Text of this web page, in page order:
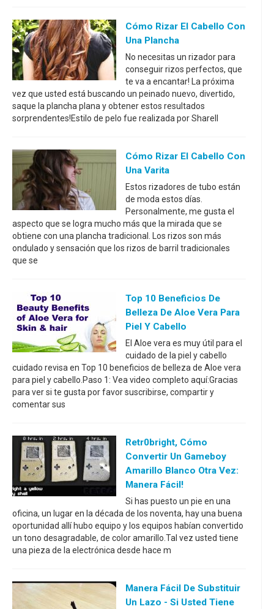
Cómo Rizar El Cabello Con
Una Plancha
No necesitas un rizador para
conseguir rizos perfectos, que
te va a encantar! La próxima
vez que usted está buscando un peinado nuevo, divertido,
saque la plancha plana y obtener estos resultados
sorprendentes!Estilo de pelo fue realizada por Sharell
Cómo Rizar El Cabello Con
Una Varita
Estos rizadores de tubo están
de moda estos días.
Personalmente, me gusta el
aspecto que se logra mucho más que la mirada que se
obtiene con una plancha tradicional. Los rizos son más
ondulado y sensación que los rizos de barril tradicionales
que se
Top 10 Beneficios De
Belleza De Aloe Vera Para
Piel Y Cabello
El Aloe vera es muy útil para el
cuidado de la piel y cabello
cuidado revisa en Top 10 beneficios de belleza de Aloe vera
para piel y cabello.Paso 1: Vea video completo aquí:Gracias
para ver si te gusta por favor suscribirse, compartir y
comentar sus
Retr0bright, Cómo
Convertir Un Gameboy
Amarillo Blanco Otra Vez:
Manera Fácil!
Si has puesto un pie en una
oficina, un lugar en la década de los noventa, hay una buena
oportunidad allí hubo equipo y los equipos habían convertido
un tono desagradable, de color amarillo.Tal vez usted tiene
una pieza de la electrónica desde hace m
Manera Fácil De Substituir
Un Lazo - Si Usted Tiene